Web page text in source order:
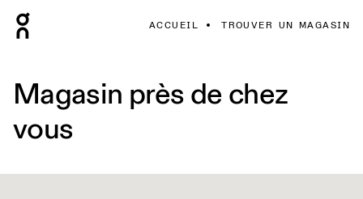
ACCUEIL TROUVER UN MAGASIN
Magasin près de chez
vous